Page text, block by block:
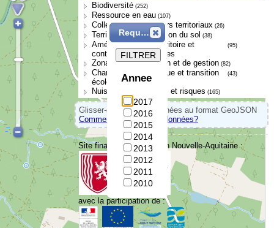
Biodiversité (252)
Ressource en eau (107)
Collectivités et acteurs territoriaux (26)
Territoires et occupation du sol (38)
Aménagement du territoire et
continuités écologiques
(95)
Zonages de protection et de gestion (82)
Changement climatique et transition
écologique
(43)
Nuisances, pressions et risques (165)
Glisser-déposer vos données au format GeoJSON
Comment convertir vos données?
Site financé par la Région Nouvelle-Aquitaine :
avec la participation de :
Requête
Annee
2017
2016
2015
2014
2013
2012
2011
2010
FILTRER